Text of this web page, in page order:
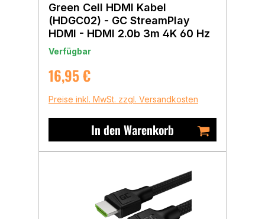
Green Cell HDMI Kabel
(HDGC02) - GC StreamPlay
HDMI - HDMI 2.0b 3m 4K 60 Hz
Verfügbar
Regulärer Preis:
16,95 €
Preise inkl. MwSt. zzgl. Versandkosten
In den Warenkorb